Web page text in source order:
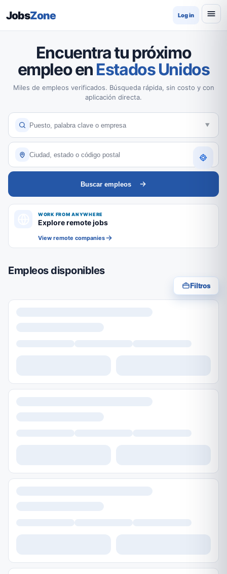
JobsZone Log in
Encuentra tu próximo
empleo en Estados Unidos
Miles de empleos verificados. Búsqueda rápida, sin costo y con
aplicación directa.
Buscar empleos
WORK FROM ANYWHERE
Explore remote jobs
View remote companies
Empleos disponibles
Filtros